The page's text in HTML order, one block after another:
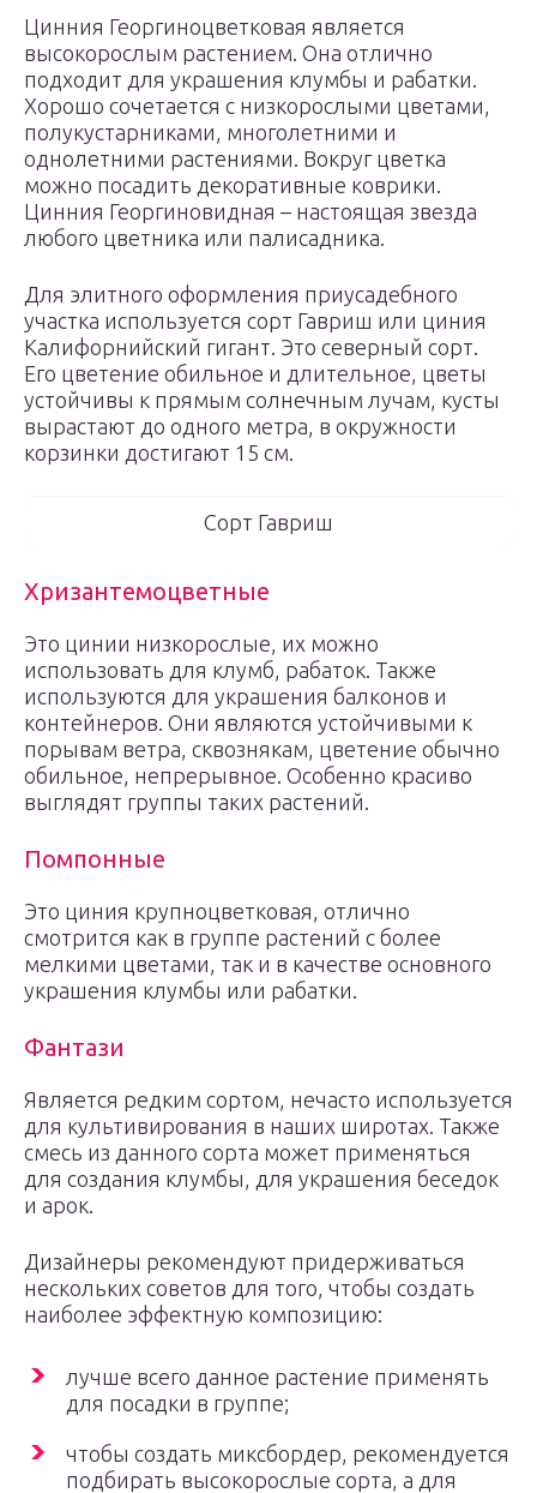
Цинния Георгиноцветковая является
высокорослым растением. Она отлично
подходит для украшения клумбы и рабатки.
Хорошо сочетается с низкорослыми цветами,
полукустарниками, многолетними и
однолетними растениями. Вокруг цветка
можно посадить декоративные коврики.
Цинния Георгиновидная – настоящая звезда
любого цветника или палисадника.
Для элитного оформления приусадебного
участка используется сорт Гавриш или циния
Калифорнийский гигант. Это северный сорт.
Его цветение обильное и длительное, цветы
устойчивы к прямым солнечным лучам, кусты
вырастают до одного метра, в окружности
корзинки достигают 15 см.
Сорт Гавриш
Хризантемоцветные
Это цинии низкорослые, их можно
использовать для клумб, рабаток. Также
используются для украшения балконов и
контейнеров. Они являются устойчивыми к
порывам ветра, сквознякам, цветение обычно
обильное, непрерывное. Особенно красиво
выглядят группы таких растений.
Помпонные
Это циния крупноцветковая, отлично
смотрится как в группе растений с более
мелкими цветами, так и в качестве основного
украшения клумбы или рабатки.
Фантази
Является редким сортом, нечасто используется
для культивирования в наших широтах. Также
смесь из данного сорта может применяться
для создания клумбы, для украшения беседок
и арок.
Дизайнеры рекомендуют придерживаться
нескольких советов для того, чтобы создать
наиболее эффектную композицию:
лучше всего данное растение применять
для посадки в группе;
чтобы создать миксбордер, рекомендуется
подбирать высокорослые сорта, а для